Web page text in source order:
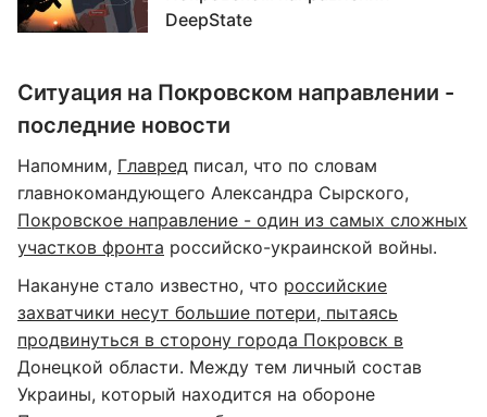
DeepState
Ситуация на Покровском направлении -
последние новости
Напомним, Главред писал, что по словам
главнокомандующего Александра Сырского,
Покровское направление - один из самых сложных
участков фронта российско-украинской войны.
Накануне стало известно, что российские
захватчики несут большие потери, пытаясь
продвинуться в сторону города Покровск в
Донецкой области. Между тем личный состав
Украины, который находится на обороне